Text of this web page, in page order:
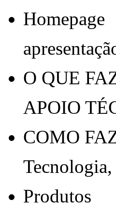
Homepage
O QUE
APOIO
COMO
Produtos